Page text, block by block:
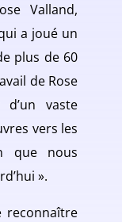
Valland,
a joué un
plus de 60
de Rose
vaste
vers les
que nous
».
reconnaître